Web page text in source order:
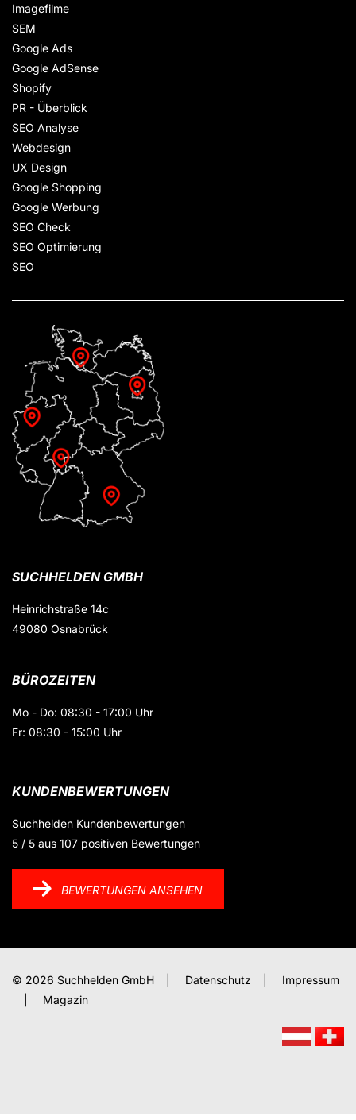
Imagefilme
SEM
Google Ads
Google AdSense
Shopify
PR - Überblick
SEO Analyse
Webdesign
UX Design
Google Shopping
Google Werbung
SEO Check
SEO Optimierung
SEO
SUCHHELDEN GMBH
Heinrichstraße 14c
49080 Osnabrück
BÜROZEITEN
Mo - Do: 08:30 - 17:00 Uhr
Fr: 08:30 - 15:00 Uhr
KUNDENBEWERTUNGEN
Suchhelden Kundenbewertungen
5 / 5 aus 107 positiven Bewertungen
BEWERTUNGEN ANSEHEN
© 2026 Suchhelden GmbH Datenschutz
Impressum
Magazin